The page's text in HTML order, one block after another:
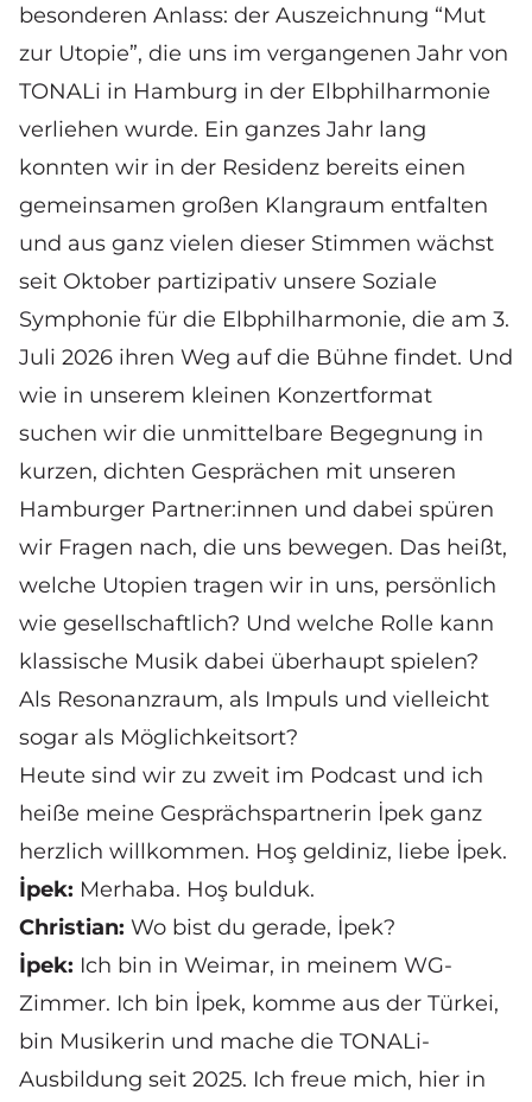
besonderen Anlass: der Auszeichnung “Mut
zur Utopie”, die uns im vergangenen Jahr von
TONALi in Hamburg in der Elbphilharmonie
verliehen wurde. Ein ganzes Jahr lang
konnten wir in der Residenz bereits einen
gemeinsamen großen Klangraum entfalten
und aus ganz vielen dieser Stimmen wächst
seit Oktober partizipativ unsere Soziale
Symphonie für die Elbphilharmonie, die am 3.
Juli 2026 ihren Weg auf die Bühne findet. Und
wie in unserem kleinen Konzertformat
suchen wir die unmittelbare Begegnung in
kurzen, dichten Gesprächen mit unseren
Hamburger Partner:innen und dabei spüren
wir Fragen nach, die uns bewegen. Das heißt,
welche Utopien tragen wir in uns, persönlich
wie gesellschaftlich? Und welche Rolle kann
klassische Musik dabei überhaupt spielen?
Als Resonanzraum, als Impuls und vielleicht
sogar als Möglichkeitsort?
Heute sind wir zu zweit im Podcast und ich
heiße meine Gesprächspartnerin İpek ganz
herzlich willkommen. Hoş geldiniz, liebe İpek.
İpek: Merhaba. Hoş bulduk.
Christian: Wo bist du gerade, İpek?
İpek: Ich bin in Weimar, in meinem WG-
Zimmer. Ich bin İpek, komme aus der Türkei,
bin Musikerin und mache die TONALi-
Ausbildung seit 2025. Ich freue mich, hier in